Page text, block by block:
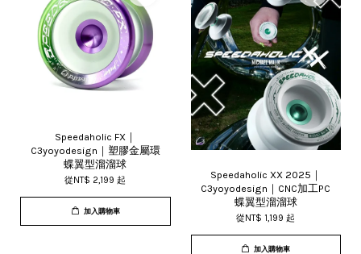
Speedaholic FX｜
C3yoyodesign｜塑膠金屬環
蝶翼型溜溜球
從NT$ 2,199起
加入購物車
Speedaholic XX 2025｜
C3yoyodesign｜CNC加工PC
蝶翼型溜溜球
從NT$ 1,199起
加入購物車